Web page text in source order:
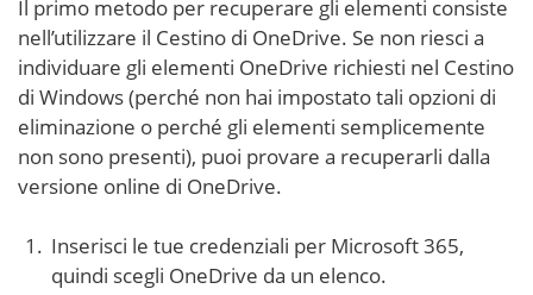
Il primo metodo per recuperare gli elementi consiste
nell’utilizzare il Cestino di OneDrive. Se non riesci a
individuare gli elementi OneDrive richiesti nel Cestino
di Windows (perché non hai impostato tali opzioni di
eliminazione o perché gli elementi semplicemente
non sono presenti), puoi provare a recuperarli dalla
versione online di OneDrive.
Inserisci le tue credenziali per Microsoft 365,
quindi scegli OneDrive da un elenco.